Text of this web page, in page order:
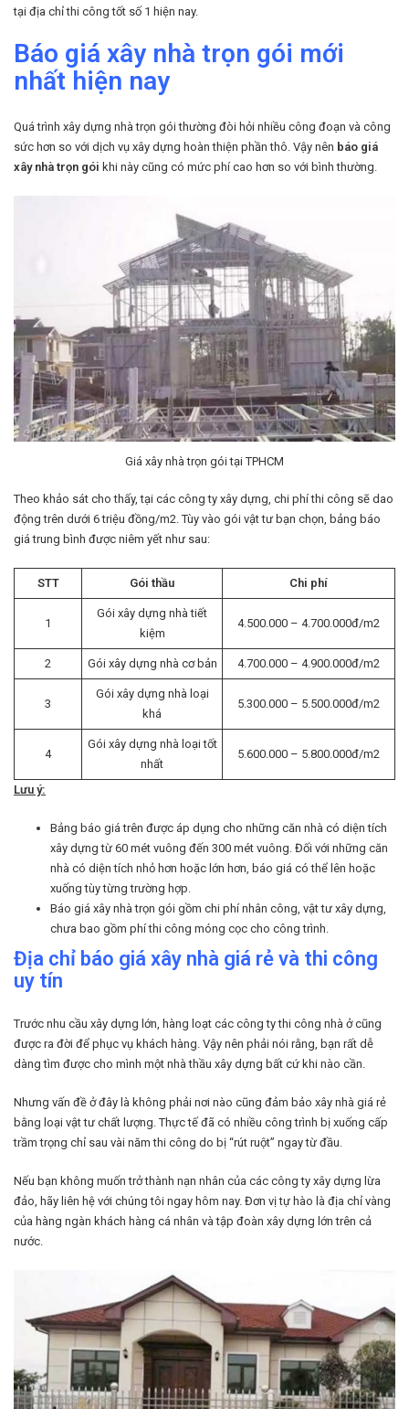
tại địa chỉ thi công tốt số 1 hiện nay.
Báo giá xây nhà trọn gói mới
nhất hiện nay
Quá trình xây dựng nhà trọn gói thường đòi hỏi nhiều công đoạn và công
sức hơn so với dịch vụ xây dựng hoàn thiện phần thô. Vậy nên báo giá
xây nhà trọn gói khi này cũng có mức phí cao hơn so với bình thường.
Giá xây nhà trọn gói tại TPHCM
Theo khảo sát cho thấy, tại các công ty xây dựng, chi phí thi công sẽ dao
động trên dưới 6 triệu đồng/m2. Tùy vào gói vật tư bạn chọn, bảng báo
giá trung bình được niêm yết như sau:
STT Gói thầu Chi phí
1
Gói xây dựng nhà tiết
kiệm
4.500.000 – 4.700.000đ/m2
2 Gói xây dựng nhà cơ bản 4.700.000 – 4.900.000đ/m2
3
Gói xây dựng nhà loại
khá
5.300.000 – 5.500.000đ/m2
4
Gói xây dựng nhà loại tốt
nhất
5.600.000 – 5.800.000đ/m2
Lưu ý:
Bảng báo giá trên được áp dụng cho những căn nhà có diện tích
xây dựng từ 60 mét vuông đến 300 mét vuông. Đối với những căn
nhà có diện tích nhỏ hơn hoặc lớn hơn, báo giá có thể lên hoặc
xuống tùy từng trường hợp.
Báo giá xây nhà trọn gói gồm chi phí nhân công, vật tư xây dựng,
chưa bao gồm phí thi công móng cọc cho công trình.
Địa chỉ báo giá xây nhà giá rẻ và thi công
uy tín
Trước nhu cầu xây dựng lớn, hàng loạt các công ty thi công nhà ở cũng
được ra đời để phục vụ khách hàng. Vậy nên phải nói rằng, bạn rất dễ
dàng tìm được cho mình một nhà thầu xây dựng bất cứ khi nào cần.
Nhưng vấn đề ở đây là không phải nơi nào cũng đảm bảo xây nhà giá rẻ
bằng loại vật tư chất lượng. Thực tế đã có nhiều công trình bị xuống cấp
trầm trọng chỉ sau vài năm thi công do bị “rút ruột” ngay từ đầu.
Nếu bạn không muốn trở thành nạn nhân của các công ty xây dựng lừa
đảo, hãy liên hệ với chúng tôi ngay hôm nay. Đơn vị tự hào là địa chỉ vàng
của hàng ngàn khách hàng cá nhân và tập đoàn xây dựng lớn trên cả
nước.